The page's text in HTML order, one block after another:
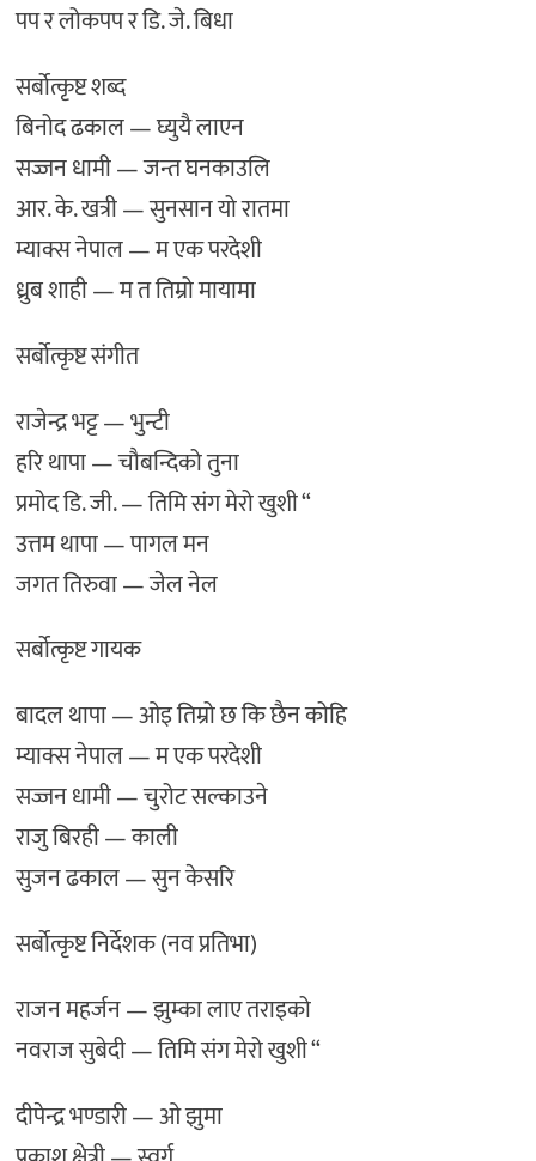
पप र लोकपप र डि. जे. बिधा
सर्बोत्कृष्ट शब्द
बिनोद ढकाल — घ्युयै लाएन
सज्जन धामी — जन्त घनकाउलि
आर. के. खत्री — सुनसान यो रातमा
म्याक्स नेपाल — म एक परदेशी
ध्रुब शाही — म त तिम्रो मायामा
सर्बोत्कृष्ट संगीत
राजेन्द्र भट्ट — भुन्टी
हरि थापा — चौबन्दिको तुना
प्रमोद डि. जी. — तिमि संग मेरो खुशी “
उत्तम थापा — पागल मन
जगत तिरुवा — जेल नेल
सर्बोत्कृष्ट गायक
बादल थापा — ओइ तिम्रो छ कि छैन कोहि
म्याक्स नेपाल — म एक परदेशी
सज्जन धामी — चुरोट सल्काउने
राजु बिरही — काली
सुजन ढकाल — सुन केसरि
सर्बोत्कृष्ट निर्देशक (नव प्रतिभा)
राजन महर्जन — झुम्का लाए तराइको
नवराज सुबेदी — तिमि संग मेरो खुशी “
दीपेन्द्र भण्डारी — ओ झुमा